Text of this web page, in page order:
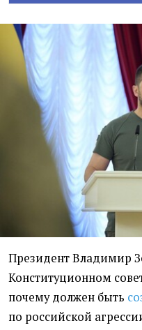
Президент Владимир
Конституционном
почему должен быть
по российской